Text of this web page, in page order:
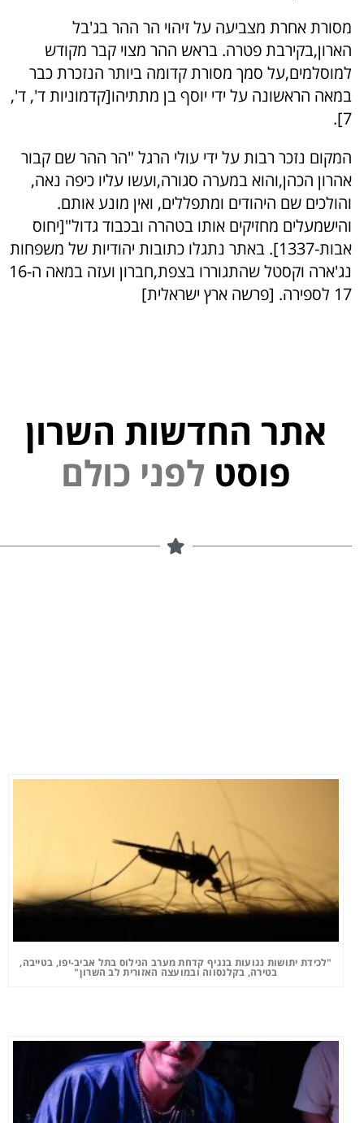
מסורת אחרת מצביעה על זיהוי הר ההר בג'בל
הארון,בקירבת פטרה. בראש ההר מצוי קבר מקודש
למוסלמים,על סמך מסורת קדומה ביותר הנזכרת כבר
במאה הראשונה על ידי יוסף בן מתתיהו[קדמוניות ד', ד',
7].
המקום נזכר רבות על ידי עולי הרגל "הר ההר שם קבור
אהרון הכהן,והוא במערה סגורה,ועשו עליו כיפה נאה,
והולכים שם היהודים ומתפללים, ואין מונע אותם.
והישמעלים מחזיקים אותו בטהרה ובכבוד גדול"[יחוס
אבות-1337]. באתר נתגלו כתובות יהודיות של משפחות
נג'ארה וקסטל שהתגוררו בצפת,חברון ועזה במאה ה16-
17 לספירה. [פרשה ארץ ישראלית]
אתר החדשות השרון
פוסט
"לכידת יתושות נגועות בנגיף קדחת מערב הנילוס בתל אביב-יפו, בטייבה,
בטירה, בקלנסווה ובמועצה האזורית לב השרון"